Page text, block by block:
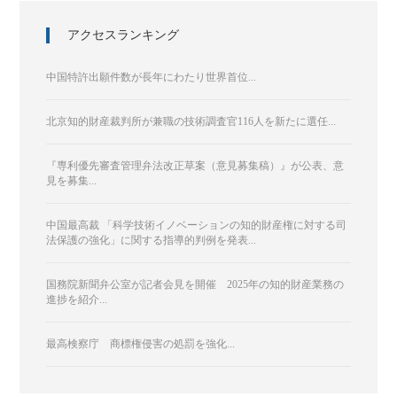
アクセスランキング
中国特許出願件数が長年にわたり世界首位...
北京知的財産裁判所が兼職の技術調査官116人を新たに選任...
『専利優先審査管理弁法改正草案（意見募集稿）』が公表、意
見を募集...
中国最高裁 「科学技術イノベーションの知的財産権に対する司
法保護の強化」に関する指導的判例を発表...
国務院新聞弁公室が記者会見を開催 2025年の知的財産業務の
進捗を紹介...
最高検察庁 商標権侵害の処罰を強化...